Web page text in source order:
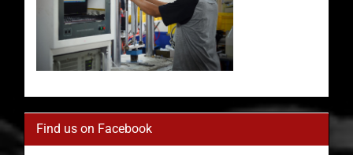
Find us on Facebook